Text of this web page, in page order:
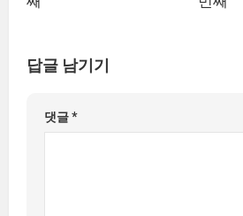
답글 남기기
댓글*